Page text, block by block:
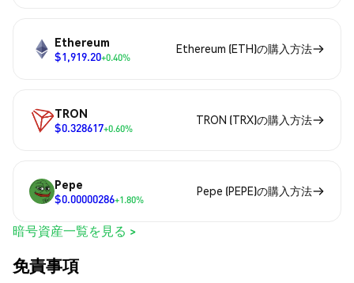
Ethereum
$1,919.20+0.40%
Ethereum (ETH)の購入方法
TRON
$0.328617+0.60%
TRON (TRX)の購入方法
Pepe
$0.00000286+1.80%
Pepe (PEPE)の購入方法
暗号資産一覧を見る >
免責事項